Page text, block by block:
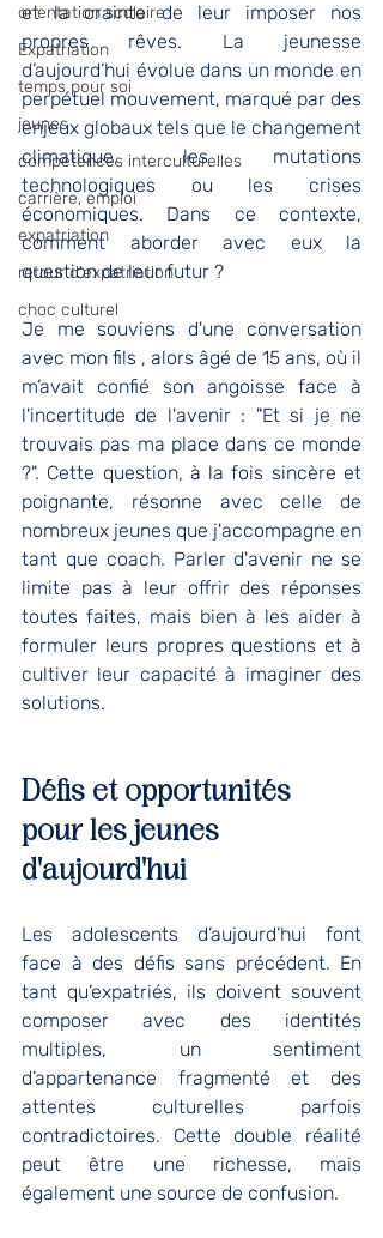
orientation scolaire
Expatriation
temps pour soi
jeunes
compétences interculturelles
carrière, emploi
expatriation
retour d'expatriation
choc culturel
et la crainte de leur imposer nos
propres rêves. La jeunesse
d’aujourd’hui évolue dans un monde en
perpétuel mouvement, marqué par des
enjeux globaux tels que le changement
climatique, les mutations
technologiques ou les crises
économiques. Dans ce contexte,
comment aborder avec eux la
question de leur futur ?
Je me souviens d'une conversation
avec mon fils , alors âgé de 15 ans, où il
m’avait confié son angoisse face à
l'incertitude de l'avenir : "Et si je ne
trouvais pas ma place dans ce monde
?". Cette question, à la fois sincère et
poignante, résonne avec celle de
nombreux jeunes que j'accompagne en
tant que coach. Parler d'avenir ne se
limite pas à leur offrir des réponses
toutes faites, mais bien à les aider à
formuler leurs propres questions et à
cultiver leur capacité à imaginer des
solutions.
Défis et opportunités
pour les jeunes
d'aujourd'hui
Les adolescents d’aujourd’hui font
face à des défis sans précédent. En
tant qu’expatriés, ils doivent souvent
composer avec des identités
multiples, un sentiment
d’appartenance fragmenté et des
attentes culturelles parfois
contradictoires. Cette double réalité
peut être une richesse, mais
également une source de confusion.